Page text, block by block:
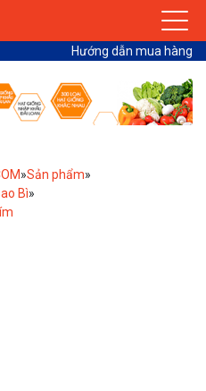
Hướng dẫn mua hàng
»Sản phẩm»
Bì»